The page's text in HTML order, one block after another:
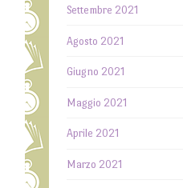
Settembre 2021
Agosto 2021
Giugno 2021
Maggio 2021
Aprile 2021
Marzo 2021